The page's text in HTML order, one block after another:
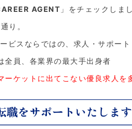
AGENT 」をチェックしま
り。
ビスならではの、求人・サポート
全員、各業界の最大手出身者
ーケットに出てこない優良求人を